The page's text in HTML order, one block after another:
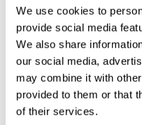
We use cookies to
provide social media
We also share
our social media,
may combine it with
provided to them or that
of their services.
CRITÈRES
Données